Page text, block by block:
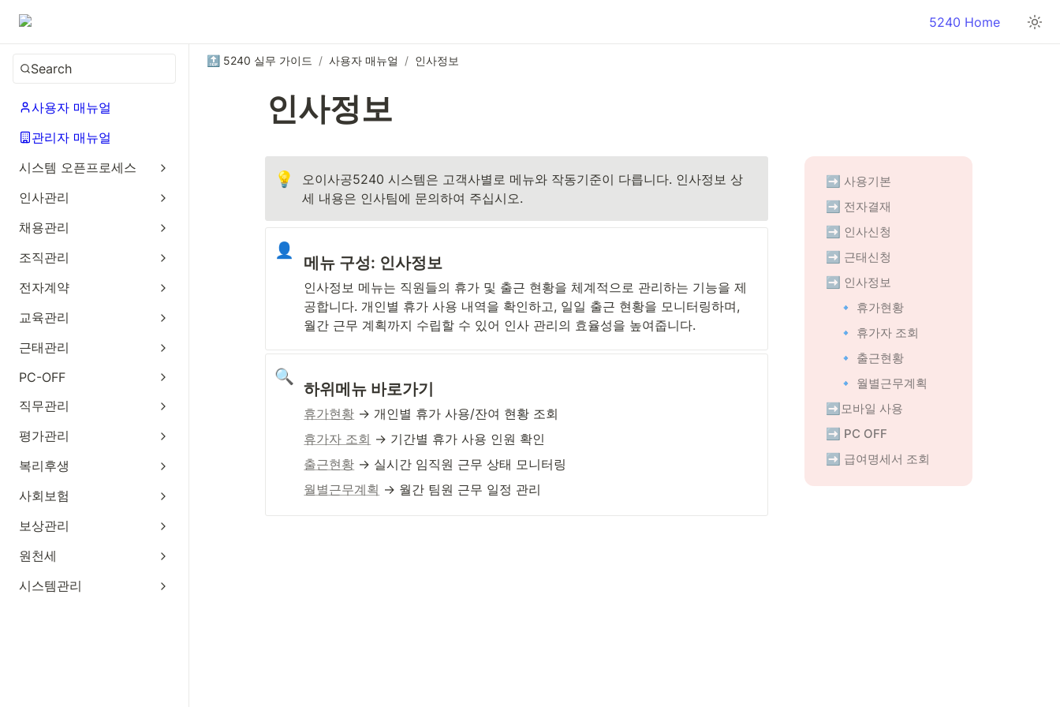
5240 Home
Search
사용자 매뉴얼
관리자 매뉴얼
시스템 오픈프로세스
인사관리
채용관리
조직관리
전자계약
교육관리
근태관리
PC-OFF
직무관리
평가관리
복리후생
사회보험
보상관리
원천세
시스템관리
🔝 5240 실무 가이드 / 사용자 매뉴얼 / 인사정보
인사정보
💡
오이사공5240 시스템은 고객사별로 메뉴와 작동기준이 다릅니다. 인사정보 상
세 내용은 인사팀에 문의하여 주십시오.
👤
메뉴 구성: 인사정보
인사정보 메뉴는 직원들의 휴가 및 출근 현황을 체계적으로 관리하는 기능을 제
공합니다. 개인별 휴가 사용 내역을 확인하고, 일일 출근 현황을 모니터링하며,
월간 근무 계획까지 수립할 수 있어 인사 관리의 효율성을 높여줍니다.
🔍
하위메뉴 바로가기
휴가현황 → 개인별 휴가 사용/잔여 현황 조회
휴가자 조회 → 기간별 휴가 사용 인원 확인
출근현황 → 실시간 임직원 근무 상태 모니터링
월별근무계획 → 월간 팀원 근무 일정 관리
➡️ 사용기본
➡️ 전자결재
➡️ 인사신청
➡️ 근태신청
➡️ 인사정보
🔹 휴가현황
🔹 휴가자 조회
🔹 출근현황
🔹 월별근무계획
➡️모바일 사용
➡️ PC OFF
➡️ 급여명세서 조회